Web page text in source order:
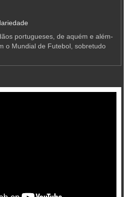
portugueses, de aquém e além-
o Mundial de Futebol, sobretudo